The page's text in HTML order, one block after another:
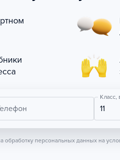
Класс,
11
обработку персональных данных на